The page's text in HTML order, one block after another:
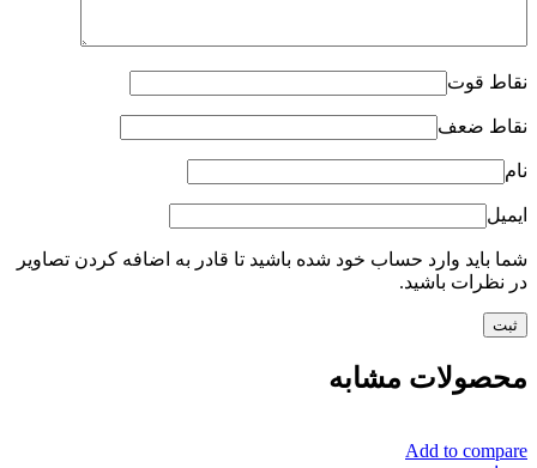
نقاط قوت
نقاط ضعف
نام
ایمیل
شما باید وارد حساب خود شده باشید تا قادر به اضافه کردن تصاویر
در نظرات باشید.
محصولات مشابه
Add to compare